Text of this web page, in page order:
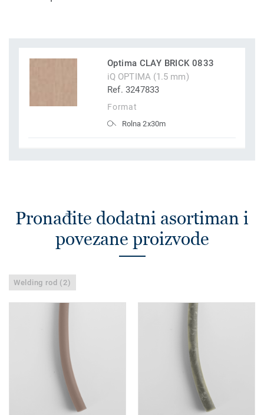
Optima CLAY BRICK 0833
iQ OPTIMA (1.5 mm)
Ref. 3247833
Format
Rolna 2x30m
Pronađite dodatni asortiman i
povezane proizvode
Welding rod (2)